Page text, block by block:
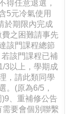
得任意退選，
5元冷氣使用
於期限內完成
之困難請事先
該門課程總節
該門課程已補
3以上，學期成
，請此類同學
。(原為6/5，
、重補修公告
要會個別聯繫